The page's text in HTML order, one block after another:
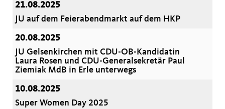
21.08.2025
JU auf dem Feierabendmarkt auf dem HKP
20.08.2025
JU Gelsenkirchen mit CDU-OB-Kandidatin
Laura Rosen und CDU-Generalsekretär Paul
Ziemiak MdB in Erle unterwegs
10.08.2025
Super Women Day 2025